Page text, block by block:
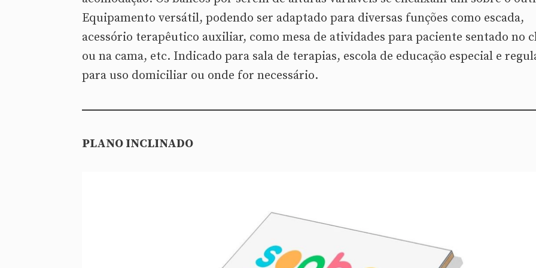
Equipamento versátil, podendo ser adaptado para diversas funções como escada,
acessório terapêutico auxiliar, como mesa de atividades para paciente sentado no
ou na cama, etc. Indicado para sala de terapias, escola de educação especial e
para uso domiciliar ou onde for necessário.
PLANO INCLINADO